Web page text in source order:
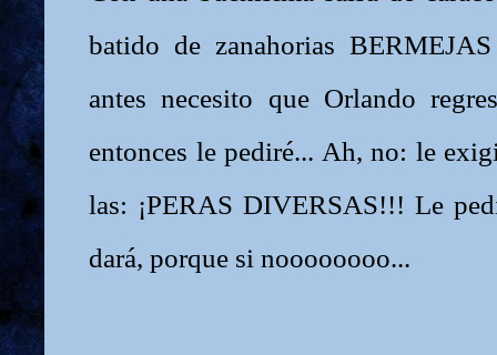
batido de zanahorias
antes necesito que Orlando
entonces le pediré... Ah, no: le
las: ¡PERAS DIVERSAS!!! Le
dará, porque si noooooooo...